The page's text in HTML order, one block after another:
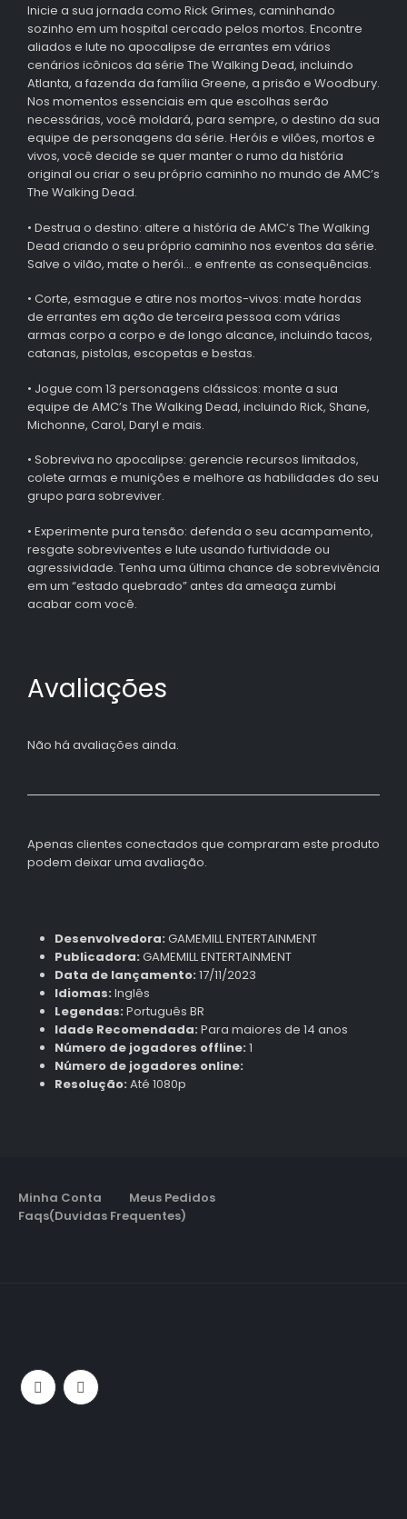
Inicie a sua jornada como Rick Grimes, caminhando
sozinho em um hospital cercado pelos mortos. Encontre
aliados e lute no apocalipse de errantes em vários
cenários icônicos da série The Walking Dead, incluindo
Atlanta, a fazenda da família Greene, a prisão e Woodbury.
Nos momentos essenciais em que escolhas serão
necessárias, você moldará, para sempre, o destino da sua
equipe de personagens da série. Heróis e vilões, mortos e
vivos, você decide se quer manter o rumo da história
original ou criar o seu próprio caminho no mundo de AMC’s
The Walking Dead.
• Destrua o destino: altere a história de AMC’s The Walking
Dead criando o seu próprio caminho nos eventos da série.
Salve o vilão, mate o herói… e enfrente as consequências.
• Corte, esmague e atire nos mortos-vivos: mate hordas
de errantes em ação de terceira pessoa com várias
armas corpo a corpo e de longo alcance, incluindo tacos,
catanas, pistolas, escopetas e bestas.
• Jogue com 13 personagens clássicos: monte a sua
equipe de AMC’s The Walking Dead, incluindo Rick, Shane,
Michonne, Carol, Daryl e mais.
• Sobreviva no apocalipse: gerencie recursos limitados,
colete armas e munições e melhore as habilidades do seu
grupo para sobreviver.
• Experimente pura tensão: defenda o seu acampamento,
resgate sobreviventes e lute usando furtividade ou
agressividade. Tenha uma última chance de sobrevivência
em um “estado quebrado” antes da ameaça zumbi
acabar com você.
Avaliações
Não há avaliações ainda.
Apenas clientes conectados que compraram este produto
podem deixar uma avaliação.
Desenvolvedora: GAMEMILL ENTERTAINMENT
Publicadora: GAMEMILL ENTERTAINMENT
Data de lançamento: 17/11/2023
Idiomas: Inglês
Legendas: Português BR
Idade Recomendada: Para maiores de 14 anos
Número de jogadores offline: 1
Número de jogadores online:
Resolução: Até 1080p
Minha Conta
Meus Pedidos
Faqs(Duvidas Frequentes)